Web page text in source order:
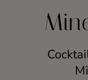
Alkoholfritt
Champagne